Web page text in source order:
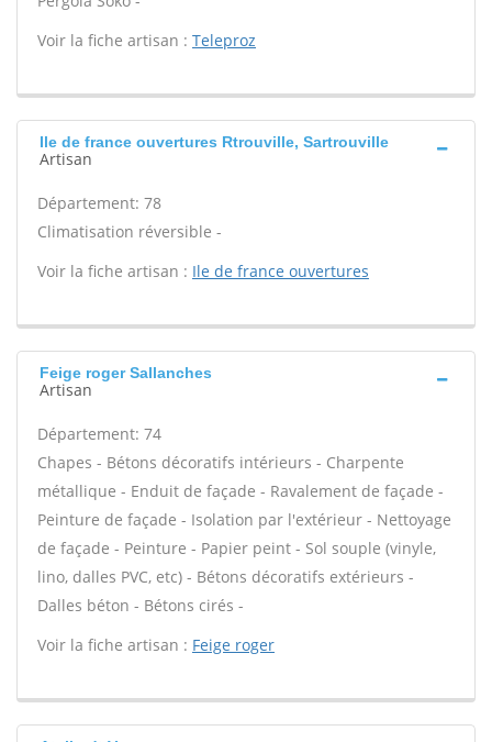
Voir la fiche artisan : Teleproz
Ile de france ouvertures Rtrouville, Sartrouville
Artisan
Département: 78
Climatisation réversible -
Voir la fiche artisan : Ile de france ouvertures
Feige roger Sallanches
Artisan
Département: 74
Chapes - Bétons décoratifs intérieurs - Charpente
métallique - Enduit de façade - Ravalement de façade -
Peinture de façade - Isolation par l'extérieur - Nettoyage
de façade - Peinture - Papier peint - Sol souple (vinyle,
lino, dalles PVC, etc) - Bétons décoratifs extérieurs -
Dalles béton - Bétons cirés -
Voir la fiche artisan : Feige roger